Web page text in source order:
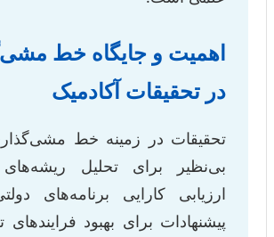
اهمیت و جایگاه خط
در تحقیقات آکادمیک
تحقیقات در زمینه خط
بی‌نظیر برای تحلیل
ارزیابی کارایی برنامه‌های
پیشنهادات برای بهبود